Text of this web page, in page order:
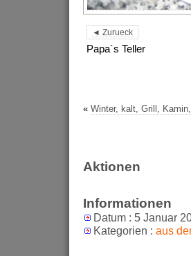
◄ Zurueck
Papa´s Teller
« Winter, kalt, Grill,
Aktionen
Informationen
Datum : 5 Januar
Kategorien : aus